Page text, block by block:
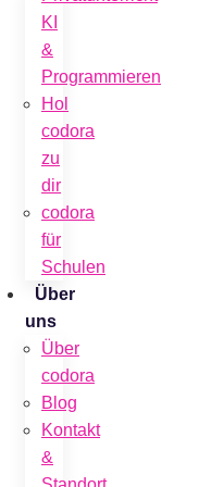
KI
&
Programmieren
Hol
codora
zu
dir
codora
für
Schulen
Über
uns
Über
codora
Blog
Kontakt
&